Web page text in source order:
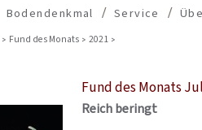
Bodendenkmal Service
Fund des Monats 2021
Fund des Monats
Reich beringt